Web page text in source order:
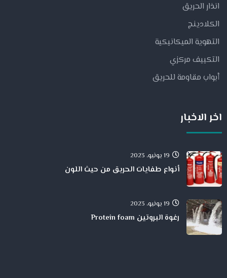
انذار الحريق
الكلادينج
التهوية الميكانيكية
التكييف مركزي
أبواب مقاومة للحريق
اخر الاخبار
19 يونيو، 2023
أنواع طفايات الحريق من حيث اللون
19 يونيو، 2023
رغوة البروتين Protein foam